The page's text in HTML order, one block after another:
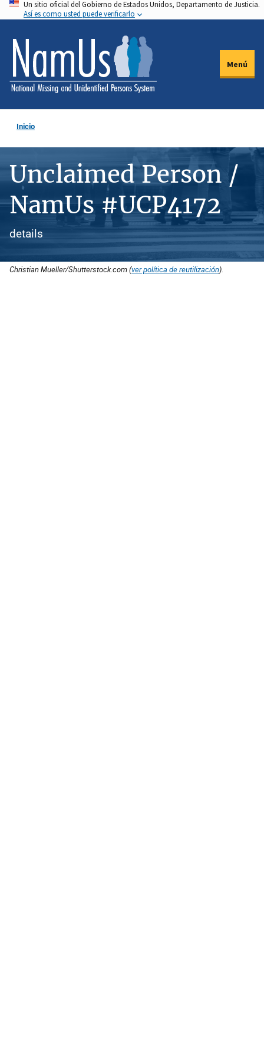
Pasar
al
contenido
principal
Un sitio oficial del Gobierno de Estados Unidos, Departamento de Justicia.
Así es como usted puede verificarlo
Menú
Inicio
Unclaimed Person /
NamUs #UCP4172
details
Christian Mueller/Shutterstock.com (ver política de reutilización).